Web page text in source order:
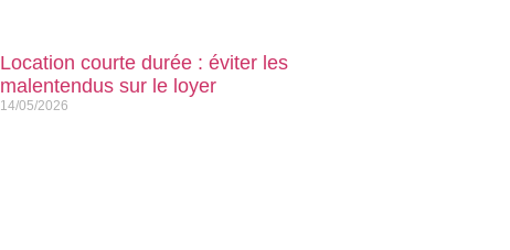
Location courte durée : éviter les
malentendus sur le loyer
14/05/2026